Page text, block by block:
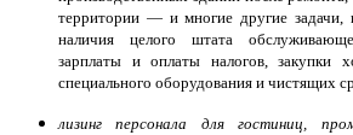
территории — и многие другие
наличия целого штата
зарплаты и оплаты налогов, закупки
специального оборудования и чистящих
лизинг персонала для гостиниц,